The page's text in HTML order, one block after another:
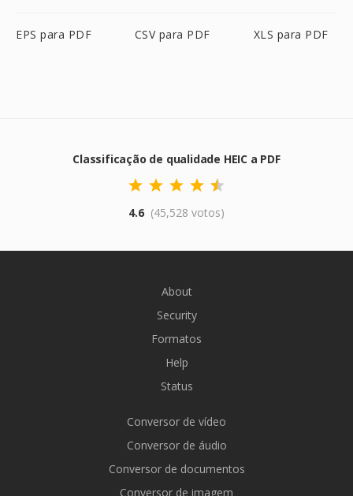
EPS para PDF CSV para PDF XLS para PDF
Classificação de qualidade HEIC a PDF
4.6 (45,528 votos)
About
Security
Formatos
Help
Status
Conversor de vídeo
Conversor de áudio
Conversor de documentos
Conversor de imagem